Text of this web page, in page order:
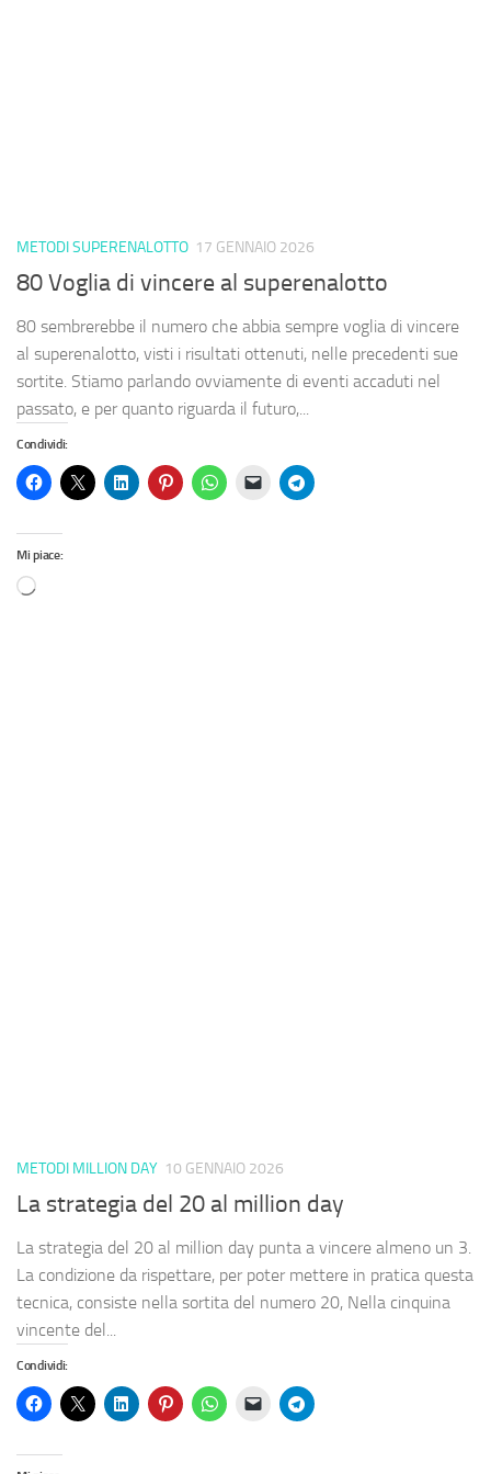
METODI SUPERENALOTTO 17 GENNAIO 2026
80 Voglia di vincere al superenalotto
80 sembrerebbe il numero che abbia sempre voglia di vincere
al superenalotto, visti i risultati ottenuti, nelle precedenti sue
sortite. Stiamo parlando ovviamente di eventi accaduti nel
passato, e per quanto riguarda il futuro,...
Condividi:
Mi piace:
METODI MILLION DAY 10 GENNAIO 2026
La strategia del 20 al million day
La strategia del 20 al million day punta a vincere almeno un 3.
La condizione da rispettare, per poter mettere in pratica questa
tecnica, consiste nella sortita del numero 20, Nella cinquina
vincente del...
Condividi: